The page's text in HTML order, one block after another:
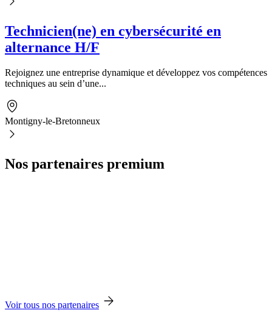
Technicien(ne) en cybersécurité en
alternance H/F
Rejoignez une entreprise dynamique et développez vos compétences
techniques au sein d’une...
Montigny-le-Bretonneux
Nos partenaires premium
Voir tous nos partenaires